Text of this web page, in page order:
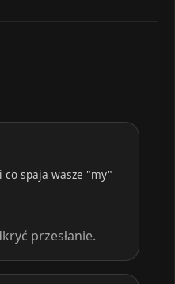
co spaja wasze "my"
przesłanie.